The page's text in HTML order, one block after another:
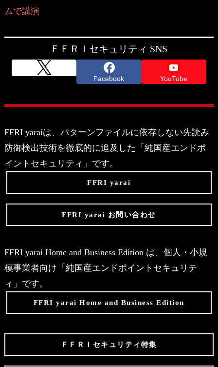
ムで講演
ＦＦＲＩセキュリティ SNS
Facebook YouTube
FFRI yaraiは、パターンファイルに依存しない先読み
防御検出技術を徹底的に追及した「純国産エンドポ
イントセキュリティ」です。
FFRI yarai
FFRI yarai お問い合わせ
FFRI yarai Home and Business Edition は、個人・小規
模事業者向け「純国産エンドポイントセキュリテ
ィ」です。
FFRI yarai Home and Business Edition
ＦＦＲＩセキュリティ特集